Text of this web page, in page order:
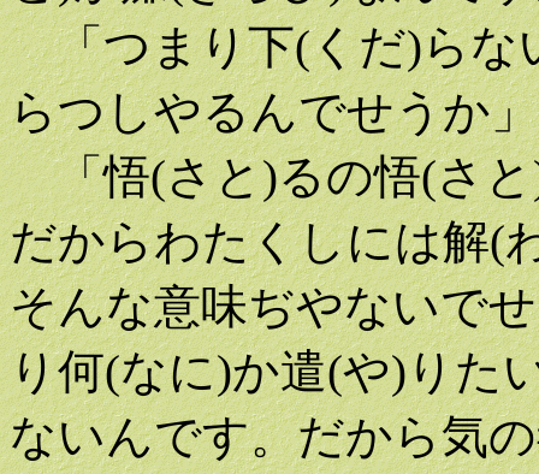
「つまり下(くだ)らな
らつしやるんでせうか」
「悟(さと)るの悟(さと
だからわたくしには解(
そんな意味ぢやないで
り何(なに)か遣(や)りた
ないんです。だから気